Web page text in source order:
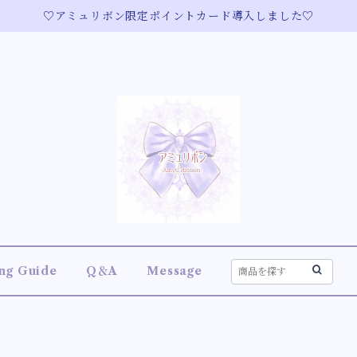
♡アミュリボン限定ポイントカード導入しました♡
Guide Q＆A Message